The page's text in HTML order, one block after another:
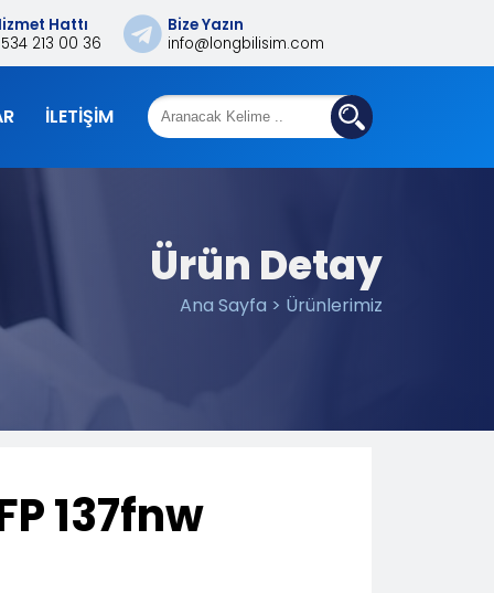
Bize Yazın
info@longbilisim.com
Hattı
213 00 36
İLETIŞIM
Ürün Detay
Ana Sayfa > Ürünlerimiz
137fnw